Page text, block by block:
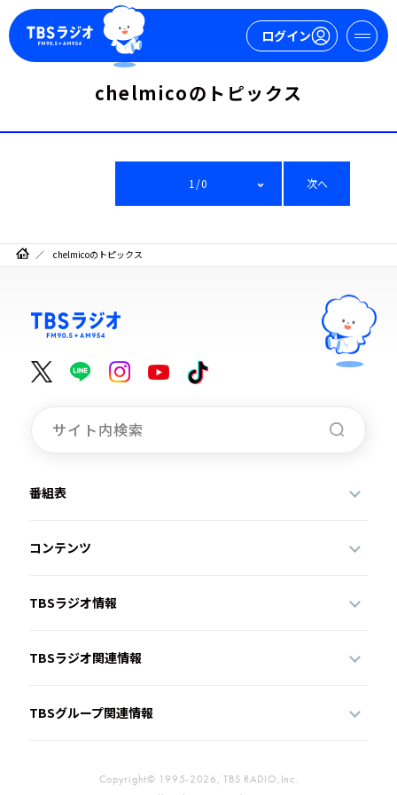
ログイン
今日の番組表
週間番組表
トピックス
TBS Podcast
イベント・グッズ
chelmicoのトピックス
1/0 次へ
chelmicoのトピックス
番組表
コンテンツ
TBSラジオ情報
TBSラジオ関連情報
TBSグループ関連情報
Copyright© 1995-2026, TBS RADIO,Inc.